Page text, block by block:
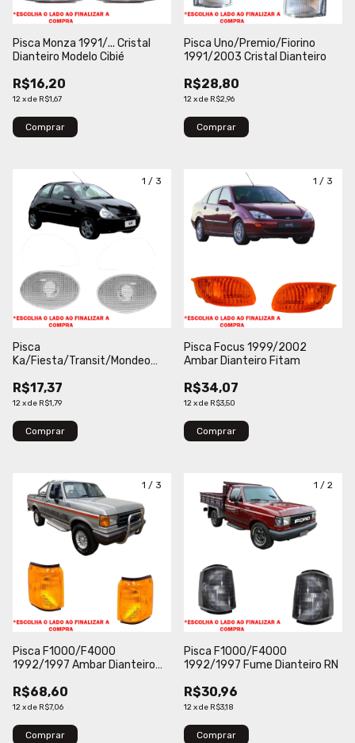
Pisca Monza 1991/... Cristal
Dianteiro Modelo Cibié
R$16,20
12xde R$1,67
Comprar
Pisca Uno/Premio/Fiorino
1991/2003 Cristal Dianteiro
R$28,80
12xde R$2,96
Comprar
1 / 3
Pisca
Ka/Fiesta/Transit/Mondeo
Fitam
R$17,37
12xde R$1,79
1 / 3
Pisca Focus 1999/2002
Ambar Dianteiro Fitam
R$34,07
12xde R$3,50
Comprar
1 / 3
Pisca F1000/F4000
1992/1997 Ambar Dianteiro
R$68,60
12xde R$7,06
Comprar
1 / 2
Pisca F1000/F4000
1992/1997 Fume Dianteiro RN
R$30,96
12xde R$3,18
Comprar